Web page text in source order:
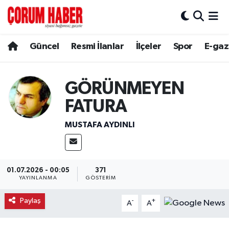
Güncel Resmi İlanlar İlçeler Spor E-
GÖRÜNMEYEN
FATURA
MUSTAFA AYDINLI
01.07.2026 - 00:05
YAYINLANMA
371
GÖSTERIM
Paylaş A- A+
Spor
Resmi İlanlar
Alaca
Boğazkale
Dodurga
Hava Durumu
Çorum Namaz Vakitleri
Trafik Durumu
Süper Lig Puan Durumu ve Fikstür
Tüm Manşetler
Son Dakika Haberleri